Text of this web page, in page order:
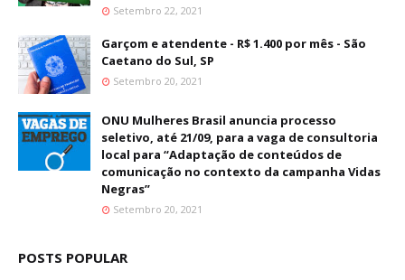
Setembro 22, 2021
Garçom e atendente - R$ 1.400 por mês - São
Caetano do Sul, SP
Setembro 20, 2021
ONU Mulheres Brasil anuncia processo
seletivo, até 21/09, para a vaga de consultoria
local para “Adaptação de conteúdos de
comunicação no contexto da campanha Vidas
Negras”
Setembro 20, 2021
POSTS POPULAR